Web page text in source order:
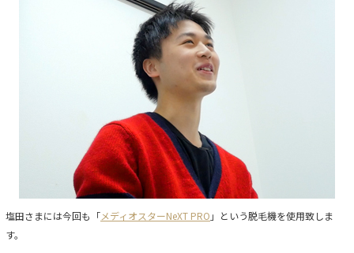
塩田さまには今回も「メディオスターNeXT PRO 」という脱毛機を使用致しま
す。